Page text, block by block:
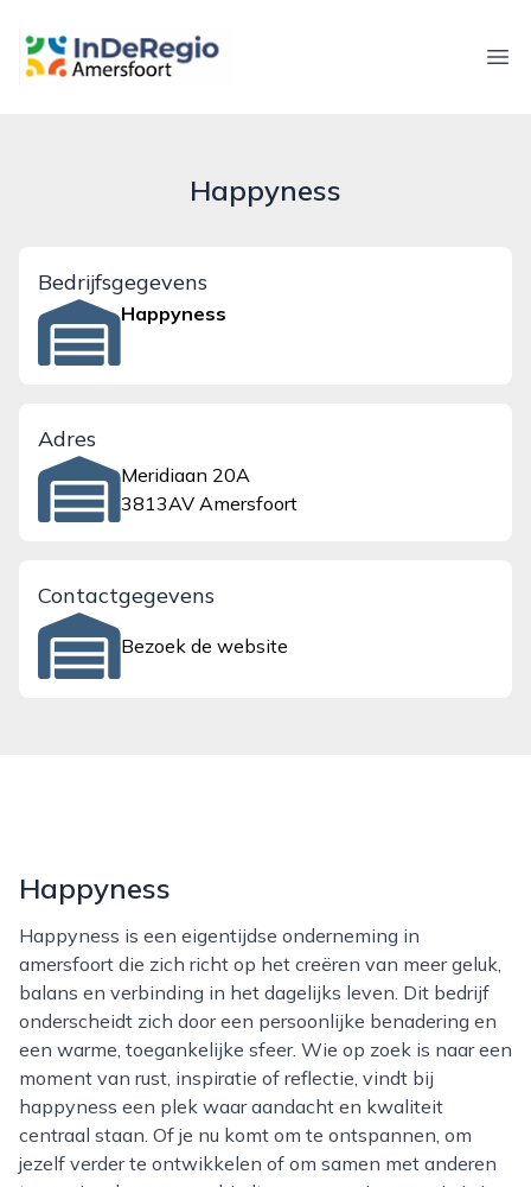
inderegioamersfoort.nl
Happyness
Bedrijfsgegevens
Happyness
Adres
Meridiaan 20A
3813AV Amersfoort
Contactgegevens
Bezoek de website
Happyness
Happyness is een eigentijdse onderneming in
amersfoort die zich richt op het creëren van meer geluk,
balans en verbinding in het dagelijks leven. Dit bedrijf
onderscheidt zich door een persoonlijke benadering en
een warme, toegankelijke sfeer. Wie op zoek is naar een
moment van rust, inspiratie of reflectie, vindt bij
happyness een plek waar aandacht en kwaliteit
centraal staan. Of je nu komt om te ontspannen, om
jezelf verder te ontwikkelen of om samen met anderen